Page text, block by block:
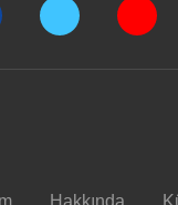
Hakkında